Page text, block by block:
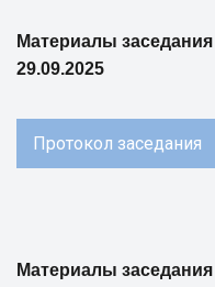
Материалы
29.09.2025
Протокол заседания
Материалы